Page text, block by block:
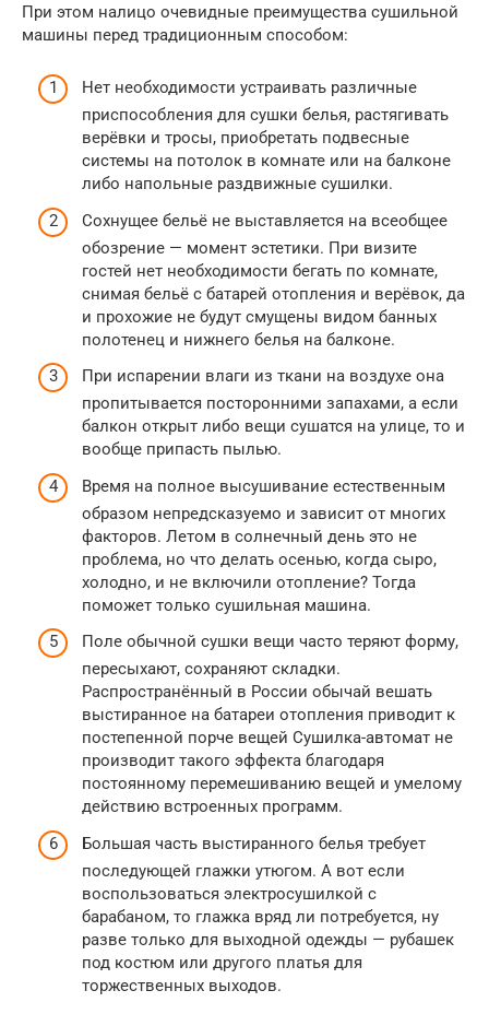
При этом налицо очевидные преимущества сушильной
машины перед традиционным способом:
Нет необходимости устраивать различные
приспособления для сушки белья, растягивать
верёвки и тросы, приобретать подвесные
системы на потолок в комнате или на балконе
либо напольные раздвижные сушилки.
Сохнущее бельё не выставляется на всеобщее
обозрение — момент эстетики. При визите
гостей нет необходимости бегать по комнате,
снимая бельё с батарей отопления и верёвок, да
и прохожие не будут смущены видом банных
полотенец и нижнего белья на балконе.
При испарении влаги из ткани на воздухе она
пропитывается посторонними запахами, а если
балкон открыт либо вещи сушатся на улице, то и
вообще припасть пылью.
Время на полное высушивание естественным
образом непредсказуемо и зависит от многих
факторов. Летом в солнечный день это не
проблема, но что делать осенью, когда сыро,
холодно, и не включили отопление? Тогда
поможет только сушильная машина.
Поле обычной сушки вещи часто теряют форму,
пересыхают, сохраняют складки.
Распространённый в России обычай вешать
выстиранное на батареи отопления приводит к
постепенной порче вещей Сушилка-автомат не
производит такого эффекта благодаря
постоянному перемешиванию вещей и умелому
действию встроенных программ.
Большая часть выстиранного белья требует
последующей глажки утюгом. А вот если
воспользоваться электросушилкой с
барабаном, то глажка вряд ли потребуется, ну
разве только для выходной одежды — рубашек
под костюм или другого платья для
торжественных выходов.